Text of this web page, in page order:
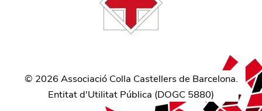
© 2026Associació Colla Castellers de Barcelona.
Entitat d'Utilitat Pública (DOGC 5880)